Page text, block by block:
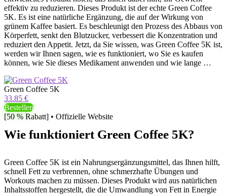
effektiv zu reduzieren. Dieses Produkt ist der echte Green Coffee
5K. Es ist eine natürliche Ergänzung, die auf der Wirkung von
grünem Kaffee basiert. Es beschleunigt den Prozess des Abbaus von
Körperfett, senkt den Blutzucker, verbessert die Konzentration und
reduziert den Appetit. Jetzt, da Sie wissen, was Green Coffee 5K ist,
werden wir Ihnen sagen, wie es funktioniert, wo Sie es kaufen
können, wie Sie dieses Medikament anwenden und wie lange …
Green Coffee 5K
33.85 €
Bestellen
[50 % Rabatt] • Offizielle Website
Wie funktioniert Green Coffee 5K?
Green Coffee 5K ist ein Nahrungsergänzungsmittel, das Ihnen hilft,
schnell Fett zu verbrennen, ohne schmerzhafte Übungen und
Workouts machen zu müssen. Dieses Produkt wird aus natürlichen
Inhaltsstoffen hergestellt, die die Umwandlung von Fett in Energie